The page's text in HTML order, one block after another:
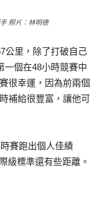
照片：林明德
公里，除了打破自己
一個在48小時競賽中
很幸運，因為前兩個
補給很豐富，讓他可
賽跑出個人佳績
級標準還有些距離。